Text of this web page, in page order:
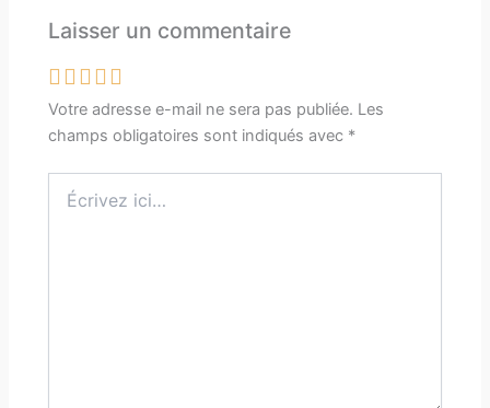
Laisser un commentaire
Votre adresse e-mail ne sera pas publiée. Les
champs obligatoires sont indiqués avec *
ici…